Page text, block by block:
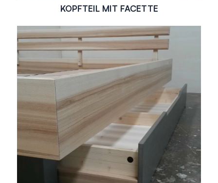
KOPFTEIL MIT FACETTE